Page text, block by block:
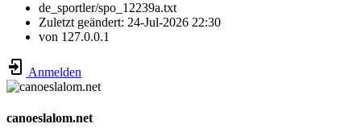
de_sportler/spo_12239a.txt
Zuletzt geändert: 24-Jul-2026 22:30
von 127.0.0.1
Anmelden
canoeslalom.net